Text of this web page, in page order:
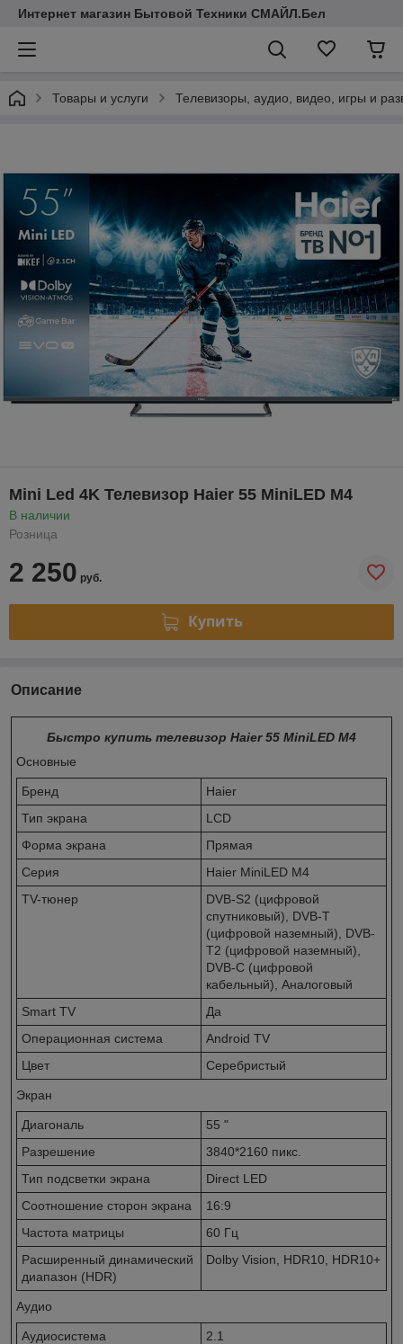
Интернет магазин Бытовой Техники СМАЙЛ.Бел
Товары и услуги Телевизоры, аудио, видео, игры и
Mini Led 4K Телевизор Haier 55 MiniLED M4
В наличии
Розница
2 250 руб.
Купить
Описание
Быстро купить телевизор Haier 55 MiniLED M4
Основные
Бренд
Haier
Тип экрана
LCD
Форма экрана
Прямая
Серия
Haier MiniLED M4
TV-тюнер
DVB-S2 (цифровой
спутниковый), DVB-T
(цифровой наземный), DVB-
T2 (цифровой наземный),
DVB-С (цифровой
кабельный), Аналоговый
Smart TV
Да
Операционная система
Android TV
Цвет
Серебристый
Экран
Диагональ
55 "
Разрешение
3840*2160 пикс.
Тип подсветки экрана
Direct LED
Соотношение сторон экрана
16:9
Частота матрицы
60 Гц
Расширенный динамический
диапазон (HDR)
Dolby Vision, HDR10, HDR10+
Аудио
Аудиосистема
2.1